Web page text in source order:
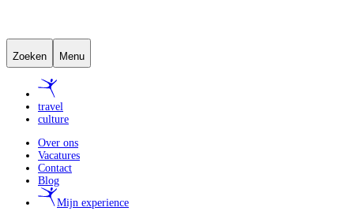
Zoeken Menu
travel
culture
Over ons
Vacatures
Contact
Blog
Mijn experience